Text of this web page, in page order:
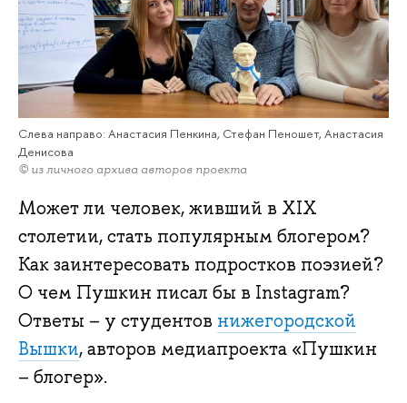
Слева направо: Анастасия Пенкина, Стефан Пеношет, Анастасия
Денисова
© из личного архива авторов проекта
Может ли человек, живший в XIX
столетии, стать популярным блогером?
Как заинтересовать подростков поэзией?
О чем Пушкин писал бы в Instagram?
Ответы – у студентов нижегородской
Вышки, авторов медиапроекта «Пушкин
– блогер».